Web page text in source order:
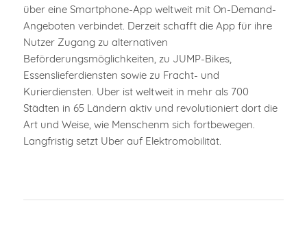
über eine Smartphone-App weltweit mit On-Demand-
Angeboten verbindet. Derzeit schafft die App für ihre
Nutzer Zugang zu alternativen
Beförderungsmöglichkeiten, zu JUMP-Bikes,
Essenslieferdiensten sowie zu Fracht- und
Kurierdiensten. Uber ist weltweit in mehr als 700
Städten in 65 Ländern aktiv und revolutioniert dort die
Art und Weise, wie Menschenm sich fortbewegen.
Langfristig setzt Uber auf Elektromobilität.